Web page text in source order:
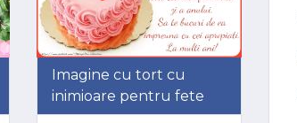
Imagine cu tort cu
inimioare pentru fete